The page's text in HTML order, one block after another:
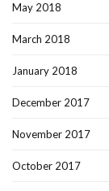
May 2018
March 2018
January 2018
December 2017
November 2017
October 2017